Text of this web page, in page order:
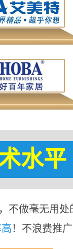
水平
不做毫无用处
！不浪费推